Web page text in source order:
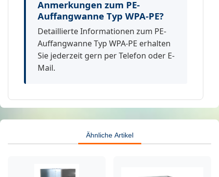
Anmerkungen zum PE-
Auffangwanne Typ WPA-PE?
Detaillierte Informationen zum PE-
Auffangwanne Typ WPA-PE erhalten
Sie jederzeit gern per Telefon oder E-
Mail.
Ähnliche Artikel